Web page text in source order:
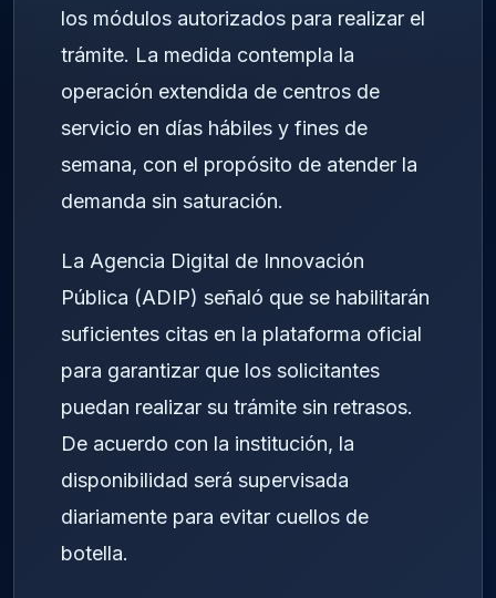
los módulos autorizados para realizar el
trámite. La medida contempla la
operación extendida de centros de
servicio en días hábiles y fines de
semana, con el propósito de atender la
demanda sin saturación.
La Agencia Digital de Innovación
Pública (ADIP) señaló que se habilitarán
suficientes citas en la plataforma oficial
para garantizar que los solicitantes
puedan realizar su trámite sin retrasos.
De acuerdo con la institución, la
disponibilidad será supervisada
diariamente para evitar cuellos de
botella.